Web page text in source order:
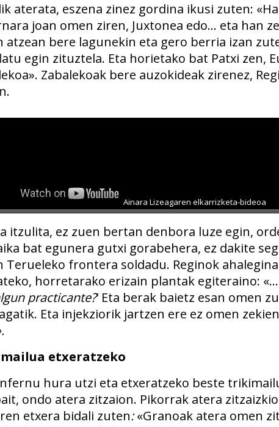
aterata, eszena zinez gordina ikusi zuten:
joan omen ziren, Juxtonea edo… eta han
atzean bere lagunekin eta gero berria izan
egin zituztela. Eta horietako bat Patxi zen,
Zabalekoak bere auzokideak zirenez,
Ainara Lizeagaren elkarrizketa-bideoa
itzulita, ez zuen bertan denbora luze egin,
bat egunera gutxi gorabehera, ez dakite
Terueleko frontera soldadu. Reginok
horretarako erizain plantak egiteraino: «…
practicante?‘ Eta berak baietz esan omen
Eta injekziorik jartzen ere ez omen
etxeratzeko
hura utzi eta etxeratzeko beste
ondo atera zitzaion. Pikorrak atera
etxera bidali zuten:«Granoak atera omen